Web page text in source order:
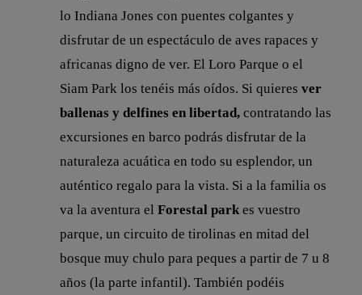
lo Indiana Jones con puentes colgantes y
disfrutar de un espectáculo de aves rapaces y
africanas digno de ver. El Loro Parque o el
Siam Park los tenéis más oídos. Si quieresver
ballenas y delfines en libertad,contratando las
excursiones en barco podrás disfrutar de la
naturaleza acuática en todo su esplendor, un
auténtico regalo para la vista. Si a la familia os
va la aventura elForestal park es vuestro
parque, un circuito de tirolinas en mitad del
bosque muy chulo para peques a partir de 7 u 8
años (la parte infantil). También podéis